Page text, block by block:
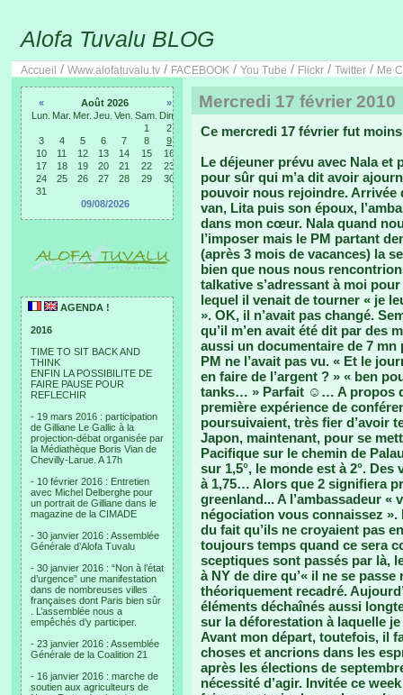
Alofa Tuvalu BLOG
Accueil / Www.alofatuvalu.tv / FACEBOOK / You Tube / Flickr / Twitter / Me
« Août 2026
»
Lun. Mar. Mer. Jeu. Ven. Sam. Dim.
1
2
3
4 5 6 7 8
9
10
11 12 13 14 15
16
17
18 19 20 21 22
23
24
25 26 27 28 29
30
31
09/08/2026
AGENDA !
2016
TIME TO SIT BACK AND
THINK
ENFIN LA POSSIBILITE DE
FAIRE PAUSE POUR
REFLECHIR
- 19 mars 2016 : participation
de Gilliane Le Gallic à la
projection-débat organisée par
la Médiathèque Boris Vian de
Chevilly-Larue. A 17h
- 10 février 2016 : Entretien
avec Michel Delberghe pour
un portrait de Gilliane dans le
magazine de la CIMADE
- 30 janvier 2016 : Assemblée
Générale d’Alofa Tuvalu
- 30 janvier 2016 : “Non à l’état
d’urgence” une manifestation
dans de nombreuses villes
françaises dont Paris bien sûr
. L’assemblée nous a
empêchés d’y participer.
- 23 janvier 2016 : Assemblée
Générale de la Coalition 21
- 16 janvier 2016 : marche de
soutien aux agriculteurs de
Mercredi 17 février 2010
Ce mercredi 17 février fut
Le déjeuner prévu avec Nala et
pour sûr qui m’a dit avoir
pouvoir nous rejoindre. Arrivée
van, Lita puis son époux,
dans mon cœur. Nala quand
l’imposer mais le PM partant
(après 3 mois de vacances) la
bien que nous nous
talkative s’adressant à moi
lequel il venait de tourner « je
». OK, il n’avait pas changé.
qu’il m’en avait été dit par des
aussi un documentaire de 7
PM ne l’avait pas vu. « Et le
en faire de l’argent ? » « ben
tanks… » Parfait ☺… A propos
première expérience de
poursuivaient, très fier d’avoir
Japon, maintenant, pour se
Pacifique sur le chemin de
sur 1,5°, le monde est à 2°.
à 1,75… Alors que 2 signifiera
greenland... A l’ambassadeur
négociation vous connaissez
du fait qu’ils ne croyaient pas
toujours temps quand ce sera
sceptiques sont passés par là,
à NY de dire qu’« il ne se
théoriquement recadré.
éléments déchaînés aussi
sur la déforestation à laquelle
Avant mon départ, toutefois, il
choses et ancrions dans les
après les élections de
nécessité d’agir. Invitée ce